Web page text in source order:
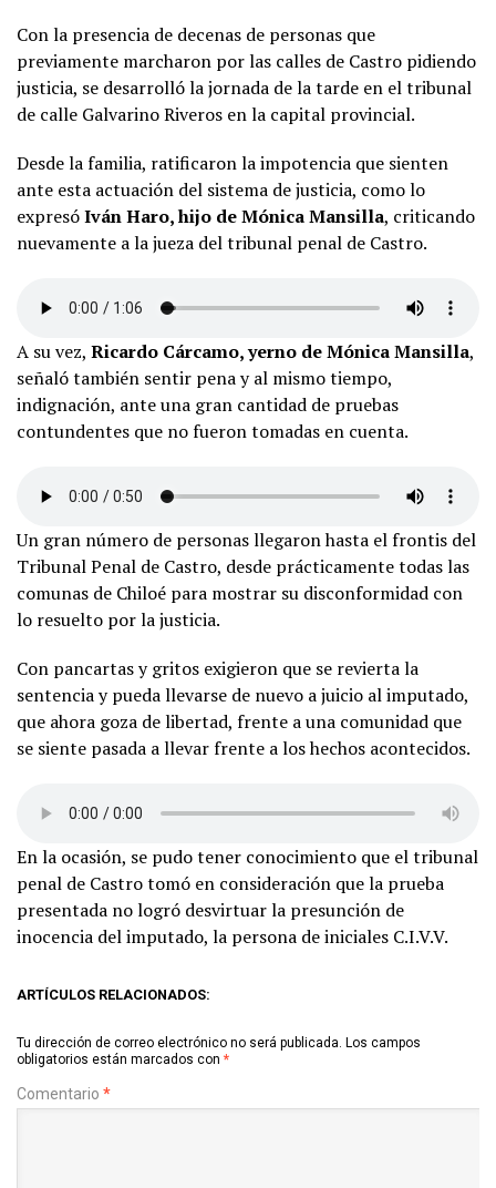
Con la presencia de decenas de personas que
previamente marcharon por las calles de Castro pidiendo
justicia, se desarrolló la jornada de la tarde en el tribunal
de calle Galvarino Riveros en la capital provincial.
Desde la familia, ratificaron la impotencia que sienten
ante esta actuación del sistema de justicia, como lo
expresóIván Haro, hijo de Mónica Mansilla, criticando
nuevamente a la jueza del tribunal penal de Castro.
A su vez, Ricardo Cárcamo, yerno de Mónica Mansilla,
señaló también sentir pena y al mismo tiempo,
indignación, ante una gran cantidad de pruebas
contundentes que no fueron tomadas en cuenta.
Un gran número de personas llegaron hasta el frontis del
Tribunal Penal de Castro, desde prácticamente todas las
comunas de Chiloé para mostrar su disconformidad con
lo resuelto por la justicia.
Con pancartas y gritos exigieron que se revierta la
sentencia y pueda llevarse de nuevo a juicio al imputado,
que ahora goza de libertad, frente a una comunidad que
se siente pasada a llevar frente a los hechos acontecidos.
En la ocasión, se pudo tener conocimiento que el tribunal
penal de Castro tomó en consideración que la prueba
presentada no logró desvirtuar la presunción de
inocencia del imputado, la persona de iniciales C.I.V.V.
ARTÍCULOS RELACIONADOS:
Tu dirección de correo electrónico no será publicada. Los campos
obligatorios están marcados con *
Comentario *